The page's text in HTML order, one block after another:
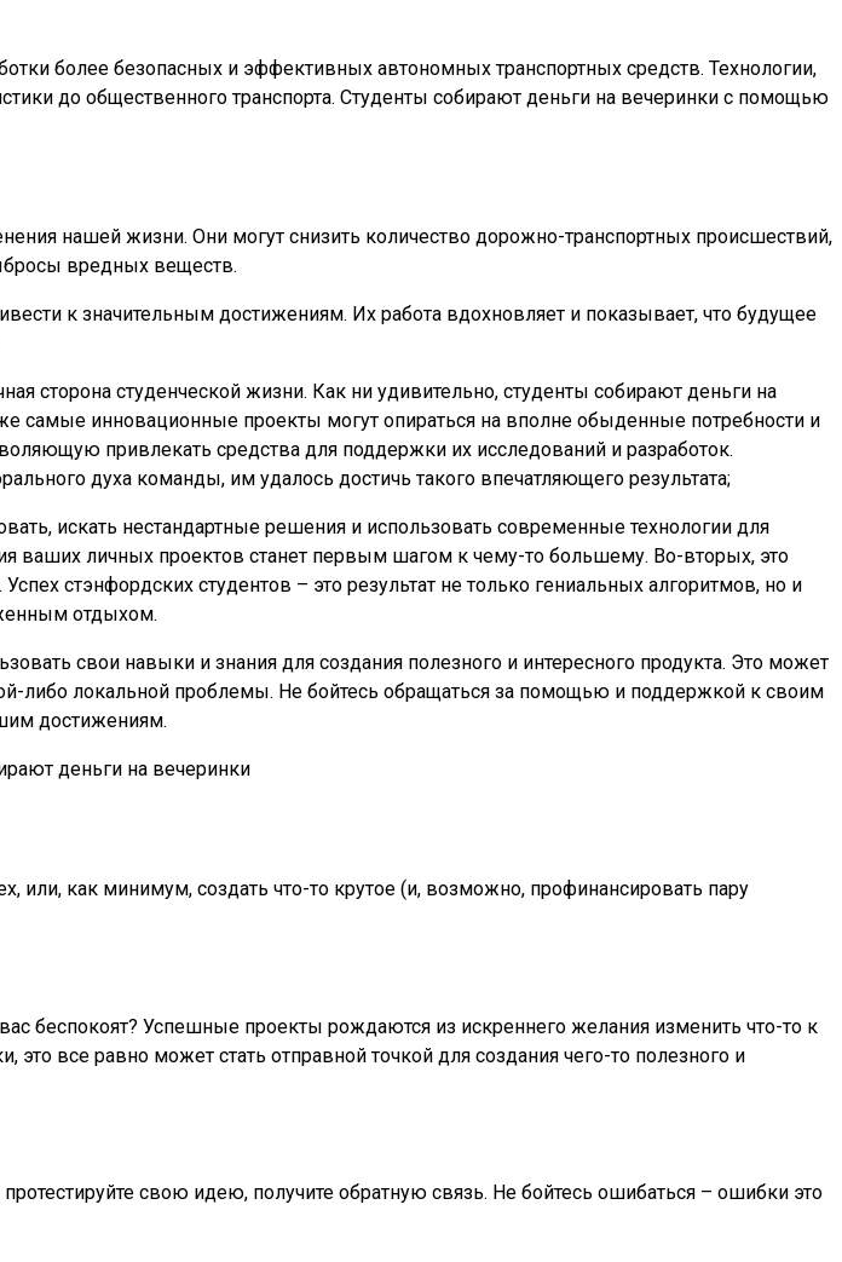
более безопасных и эффективных автономных транспортных средств. Технологии,
до общественного транспорта. Студенты собирают деньги на вечеринки с помощью
нашей жизни. Они могут снизить количество дорожно-транспортных происшествий,
вредных веществ.
к значительным достижениям. Их работа вдохновляет и показывает, что будущее
сторона студенческой жизни. Как ни удивительно, студенты собирают деньги на
самые инновационные проекты могут опираться на вполне обыденные потребности и
привлекать средства для поддержки их исследований и разработок.
духа команды, им удалось достичь такого впечатляющего результата;
искать нестандартные решения и использовать современные технологии для
ваших личных проектов станет первым шагом к чему-то большему. Во-вторых, это
стэнфордских студентов – это результат не только гениальных алгоритмов, но и
отдыхом.
свои навыки и знания для создания полезного и интересного продукта. Это может
либо локальной проблемы. Не бойтесь обращаться за помощью и поддержкой к своим
достижениям.
или, как минимум, создать что-то крутое (и, возможно, профинансировать пару
беспокоят? Успешные проекты рождаются из искреннего желания изменить что-то к
все равно может стать отправной точкой для создания чего-то полезного и
свою идею, получите обратную связь. Не бойтесь ошибаться – ошибки это